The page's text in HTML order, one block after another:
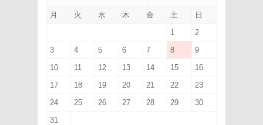
月 火 水 木 金 土 日
1
2
3
4 5 6 7 8
9
10
11 12 13 14 15
16
17
18 19 20 21 22
23
24
25 26 27 28 29
30
31